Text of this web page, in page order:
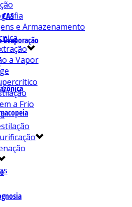
Evaporação
e Armazenamento
a Vapor
a Frio